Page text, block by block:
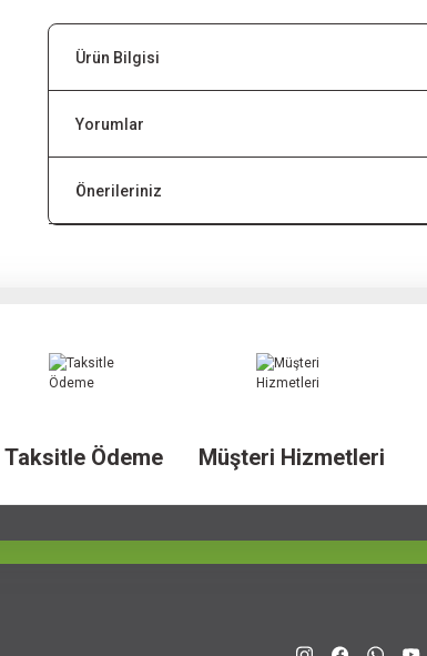
Ürün Bilgisi
Yorumlar
Önerileriniz
Taksitle Ödeme Müşteri Hizmetleri